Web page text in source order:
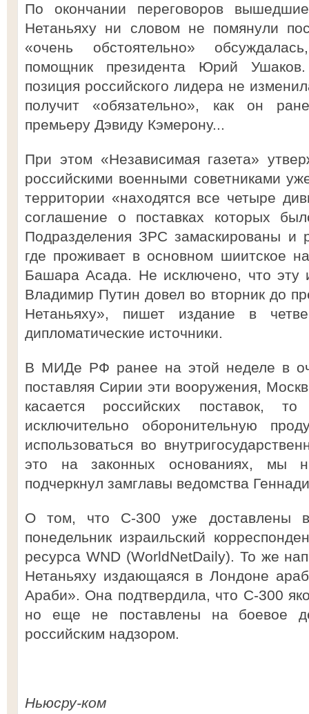
По окончании переговоров
Нетаньяху ни словом не помянули
«очень обстоятельно»
помощник президента Юрий
позиция российского лидера не
получит «обязательно», как он
премьеру Дэвиду Кэмерону...
При этом «Независимая газета»
российскими военными советниками
территории «находятся все четыре
соглашение о поставках которых
Подразделения ЗРС замаскированы и
где проживает в основном шиитское
Башара Асада. Не исключено, что
Владимир Путин довел во вторник до
Нетаньяху», пишет издание в
дипломатические источники.
В МИДе РФ ранее на этой неделе в
поставляя Сирии эти вооружения,
касается российских поставок,
исключительно оборонительную
использоваться во
это на законных основаниях, мы
подчеркнул замглавы ведомства
О том, что С-300 уже доставлены
понедельник израильский
ресурса WND (WorldNetDaily). То же
Нетаньяху издающаяся в Лондоне
Араби». Она подтвердила, что С-300
но еще не поставлены на боевое
российским надзором.
Ньюсру-ком